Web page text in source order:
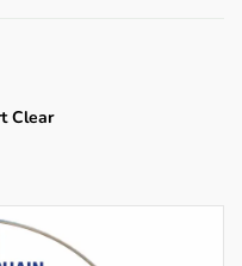
Clear